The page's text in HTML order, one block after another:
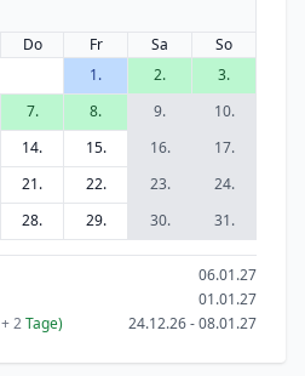
Do Fr Sa
So
1.
2.
3.
7. 8. 9.
10.
14. 15. 16.
17.
21. 22. 23.
24.
28. 29. 30. 31.
06.01.27
01.01.27
+ 2Tage) 24.12.26 - 08.01.27